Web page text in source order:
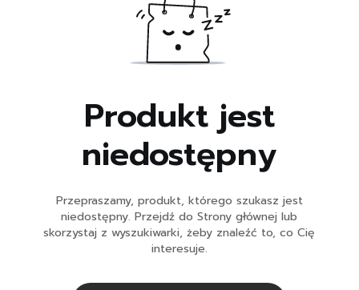
Produkt jest
niedostępny
Przepraszamy, produkt, którego szukasz jest
niedostępny. Przejdź do Strony głównej lub
skorzystaj z wyszukiwarki, żeby znaleźć to, co Cię
interesuje.